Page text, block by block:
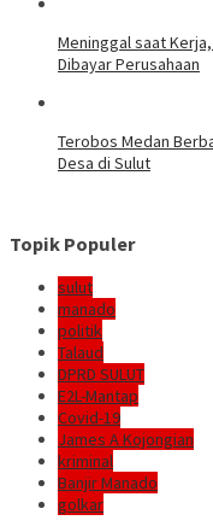
Meninggal saat
Dibayar Perusahaan
Terobos Medan
Desa di Sulut
Topik Populer
sulut
manado
politik
Talaud
DPRD SULUT
E2L-Mantap
Covid-19
James A Kojongian
kriminal
Banjir Manado
golkar